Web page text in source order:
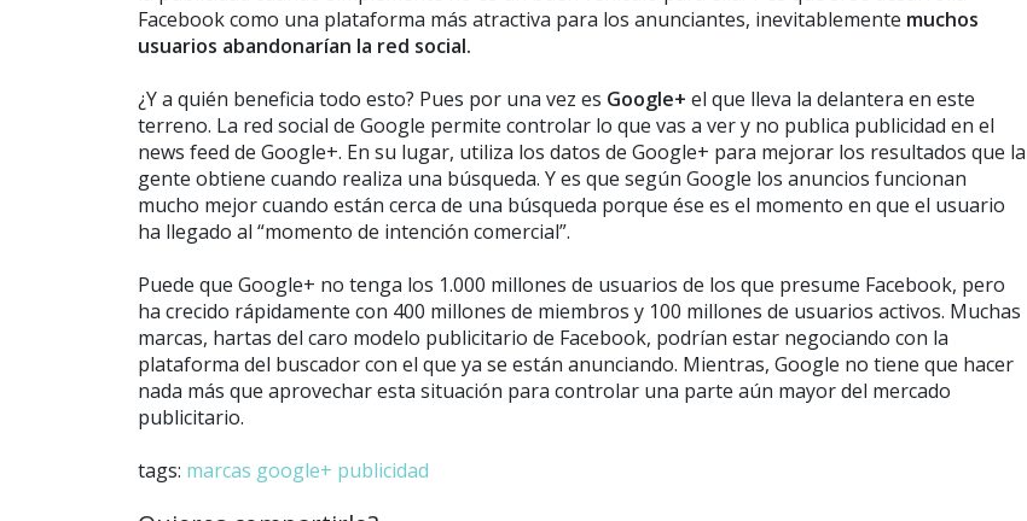
Facebook como una plataforma más atractiva para los anunciantes, inevitablemente muchos
usuarios abandonarían la red social.
¿Y a quién beneficia todo esto? Pues por una vez es Google+ el que lleva la delantera en este
terreno. La red social de Google permite controlar lo que vas a ver y no publica publicidad en el
news feed de Google+. En su lugar, utiliza los datos de Google+ para mejorar los resultados que la
gente obtiene cuando realiza una búsqueda. Y es que según Google los anuncios funcionan
mucho mejor cuando están cerca de una búsqueda porque ése es el momento en que el usuario
ha llegado al “momento de intención comercial”.
Puede que Google+ no tenga los 1.000 millones de usuarios de los que presume Facebook, pero
ha crecido rápidamente con 400 millones de miembros y 100 millones de usuarios activos. Muchas
marcas, hartas del caro modelo publicitario de Facebook, podrían estar negociando con la
plataforma del buscador con el que ya se están anunciando. Mientras, Google no tiene que hacer
nada más que aprovechar esta situación para controlar una parte aún mayor del mercado
publicitario.
tags: marcas google+ publicidad